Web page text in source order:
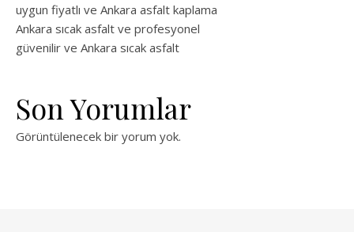
uygun fiyatlı ve Ankara asfalt kaplama
Ankara sıcak asfalt ve profesyonel
güvenilir ve Ankara sıcak asfalt
Son Yorumlar
Görüntülenecek bir yorum yok.